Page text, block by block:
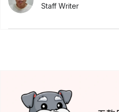
Staff Writer